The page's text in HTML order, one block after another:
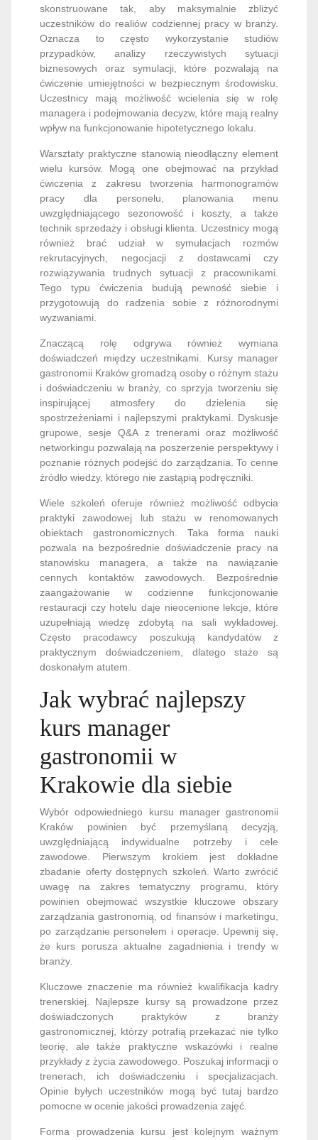
skonstruowane tak, aby maksymalnie zbliżyć
uczestników do realiów codziennej pracy w branży.
Oznacza to często wykorzystanie studiów
przypadków, analizy rzeczywistych sytuacji
biznesowych oraz symulacji, które pozwalają na
ćwiczenie umiejętności w bezpiecznym środowisku.
Uczestnicy mają możliwość wcielenia się w rolę
managera i podejmowania decyzw, które mają realny
wpływ na funkcjonowanie hipotetycznego lokalu.
Warsztaty praktyczne stanowią nieodłączny element
wielu kursów. Mogą one obejmować na przykład
ćwiczenia z zakresu tworzenia harmonogramów
pracy dla personelu, planowania menu
uwzględniającego sezonowość i koszty, a także
technik sprzedaży i obsługi klienta. Uczestnicy mogą
również brać udział w symulacjach rozmów
rekrutacyjnych, negocjacji z dostawcami czy
rozwiązywania trudnych sytuacji z pracownikami.
Tego typu ćwiczenia budują pewność siebie i
przygotowują do radzenia sobie z różnorodnymi
wyzwaniami.
Znaczącą rolę odgrywa również wymiana
doświadczeń między uczestnikami. Kursy manager
gastronomii Kraków gromadzą osoby o różnym stażu
i doświadczeniu w branży, co sprzyja tworzeniu się
inspirującej atmosfery do dzielenia się
spostrzeżeniami i najlepszymi praktykami. Dyskusje
grupowe, sesje Q&A z trenerami oraz możliwość
networkingu pozwalają na poszerzenie perspektywy i
poznanie różnych podejść do zarządzania. To cenne
źródło wiedzy, którego nie zastąpią podręczniki.
Wiele szkoleń oferuje również możliwość odbycia
praktyki zawodowej lub stażu w renomowanych
obiektach gastronomicznych. Taka forma nauki
pozwala na bezpośrednie doświadczenie pracy na
stanowisku managera, a także na nawiązanie
cennych kontaktów zawodowych. Bezpośrednie
zaangażowanie w codzienne funkcjonowanie
restauracji czy hotelu daje nieocenione lekcje, które
uzupełniają wiedzę zdobytą na sali wykładowej.
Często pracodawcy poszukują kandydatów z
praktycznym doświadczeniem, dlatego staże są
doskonałym atutem.
Jak wybrać najlepszy
kurs manager
gastronomii w
Krakowie dla siebie
Wybór odpowiedniego kursu manager gastronomii
Kraków powinien być przemyślaną decyzją,
uwzględniającą indywidualne potrzeby i cele
zawodowe. Pierwszym krokiem jest dokładne
zbadanie oferty dostępnych szkoleń. Warto zwrócić
uwagę na zakres tematyczny programu, który
powinien obejmować wszystkie kluczowe obszary
zarządzania gastronomią, od finansów i marketingu,
po zarządzanie personelem i operacje. Upewnij się,
że kurs porusza aktualne zagadnienia i trendy w
branży.
Kluczowe znaczenie ma również kwalifikacja kadry
trenerskiej. Najlepsze kursy są prowadzone przez
doświadczonych praktyków z branży
gastronomicznej, którzy potrafią przekazać nie tylko
teorię, ale także praktyczne wskazówki i realne
przykłady z życia zawodowego. Poszukaj informacji o
trenerach, ich doświadczeniu i specjalizacjach.
Opinie byłych uczestników mogą być tutaj bardzo
pomocne w ocenie jakości prowadzenia zajęć.
Forma prowadzenia kursu jest kolejnym ważnym